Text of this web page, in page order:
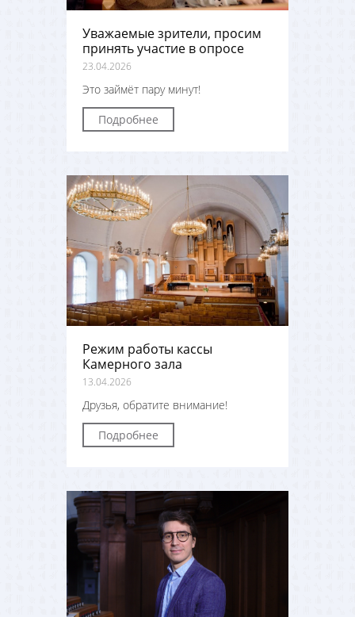
Уважаемые зрители, просим
принять участие в опросе
23.04.2026
Это займёт пару минут!
Подробнее
Режим работы кассы
Камерного зала
13.04.2026
Друзья, обратите внимание!
Подробнее